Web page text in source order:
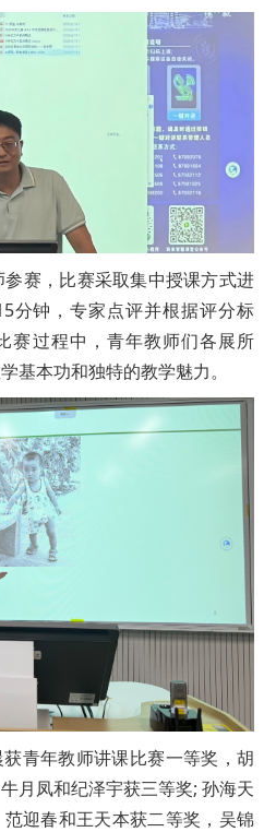
赛，比赛采取集中授课方式进
分钟，专家点评并根据评分标
赛过程中，青年教师们各展所
基本功和独特的教学魅力。
青年教师讲课比赛一等奖，胡
月凤和纪泽宇获三等奖; 孙海天
迎春和王天本获二等奖，吴锦